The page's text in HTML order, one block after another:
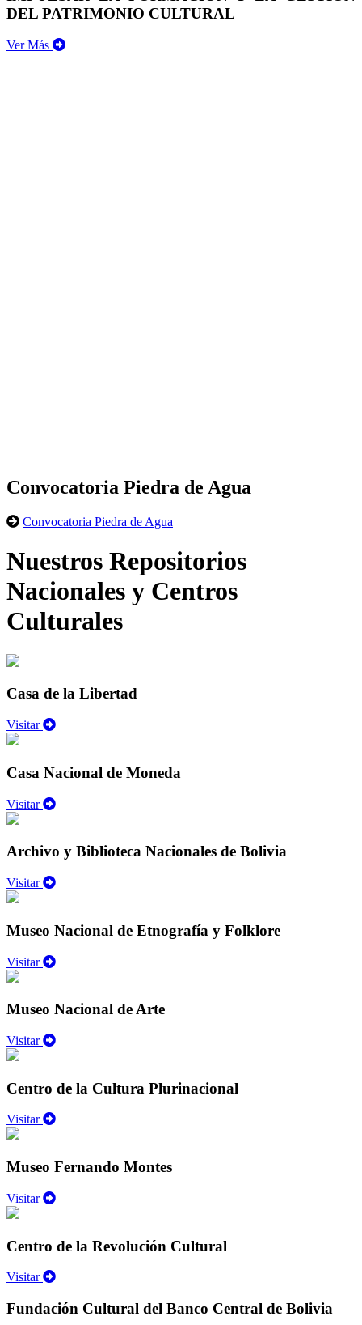
DEL PATRIMONIO CULTURAL
Ver Más
Convocatoria Piedra de Agua
Convocatoria Piedra de Agua
Nuestros Repositorios
Nacionales y Centros
Culturales
Casa de la Libertad
Visitar
Casa Nacional de Moneda
Visitar
Archivo y Biblioteca Nacionales de Bolivia
Visitar
Museo Nacional de Etnografía y Folklore
Visitar
Museo Nacional de Arte
Visitar
Centro de la Cultura Plurinacional
Visitar
Museo Fernando Montes
Visitar
Centro de la Revolución Cultural
Visitar
Fundación Cultural del Banco Central de Bolivia